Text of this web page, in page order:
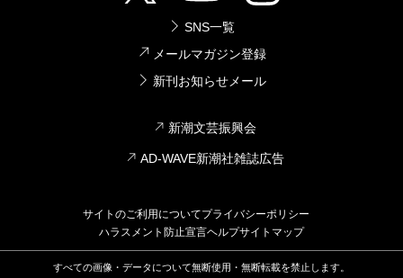
SNS一覧
メールマガジン登録
新刊お知らせメール
新潮文芸振興会
AD-WAVE新潮社雑誌広告
サイトのご利用についてプライバシーポリシー
ハラスメント防止宣言ヘルプサイトマップ
すべての画像・データについて無断使用・無断転載を禁止します。